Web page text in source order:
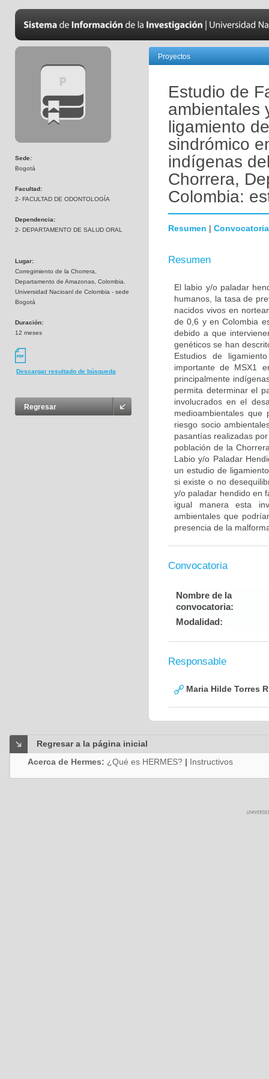
Sede:
Bogotá
Facultad:
2- FACULTAD DE ODONTOLOGÍA
Dependencia:
2- DEPARTAMENTO DE SALUD ORAL
Lugar:
Corregimiento de la Chorrera,
Departamento de Amazonas, Colombia.
Universidad Nacioanl de Colombia - sede
Bogotá
Duración:
12 meses
Descargar resultado de búsqueda
Regresar
Proyectos
Estudio de
ambientales
ligamiento
sindrómico
indígenas
Chorrera,
Colombia:
Resumen | Convocatoria
Resumen
El labio y/o paladar
humanos, la tasa de
nacidos vivos en
de 0,6 y en Colombia
debido a que
genéticos se han
Estudios de
importante de MSX1
principalmente
permita determinar el
involucrados en el
medioambientales
riesgo socio
pasantías realizadas
población de la
Labio y/o Paladar
un estudio de
si existe o no
y/o paladar hendido en
igual manera esta
ambientales que
presencia de la
Convocatoria
Nombre de la
convocatoria:
Modalidad:
Responsable
Maria Hilde Torres
Regresar a la página inicial
Acerca de Hermes: ¿Qué es HERMES? | Instructivos